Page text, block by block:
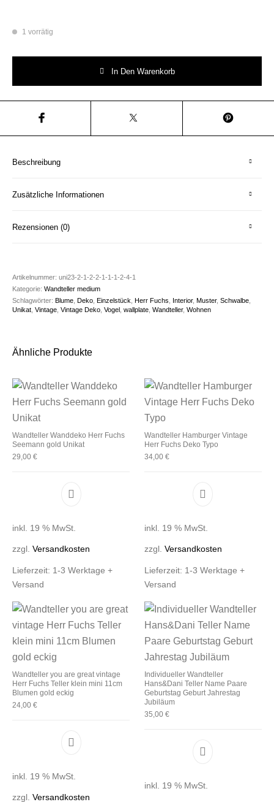
1 vorrätig
In Den Warenkorb
Beschreibung
Zusätzliche Informationen
Rezensionen (0)
Artikelnummer:uni23-2-1-2-2-1-1-1-2-4-1
Kategorie:Wandteller medium
Schlagwörter: Blume Deko Einzelstück Herr Fuchs Interior, Muster,Schwalbe
Unikat ,Vintage ,Vintage Deko ,Vogel ,wallplate ,Wandteller,Wohnen
Ähnliche Produkte
Wandteller Wanddeko Herr Fuchs
Seemann gold Unikat
29,00€
inkl. 19 % MwSt.
zzgl.Versandkosten
Lieferzeit: 1-3 Werktage +
Versand
Wandteller Hamburger Vintage
Herr Fuchs Deko Typo
34,00 €
inkl. 19 % MwSt.
zzgl. Versandkosten
Lieferzeit: 1-3 Werktage +
Versand
Wandteller you are great vintage
Herr Fuchs Teller klein mini 11cm
Blumen gold eckig
24,00€
inkl. 19 % MwSt.
zzgl.Versandkosten
Individueller Wandteller
Hans&Dani Teller Name Paare
Geburtstag Geburt Jahrestag
Jubiläum
35,00 €
inkl. 19 % MwSt.